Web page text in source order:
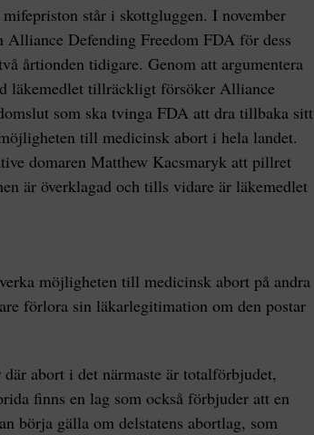
står i skottgluggen. I november
Alliance Defending Freedom FDA för dess
årtionden tidigare. Genom att argumentera
läkemedlet tillräckligt försöker Alliance
som ska tvinga FDA att dra tillbaka sitt
till medicinsk abort i hela landet.
domaren Matthew Kacsmaryk att pillret
är överklagad och tills vidare är läkemedlet
möjligheten till medicinsk abort på andra
förlora sin läkarlegitimation om den postar
abort i det närmaste är totalförbjudet,
finns en lag som också förbjuder att en
börja gälla om delstatens abortlag, som